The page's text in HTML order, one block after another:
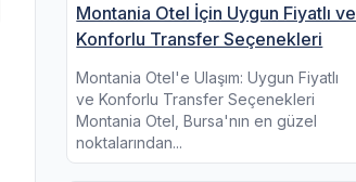
Montania Otel İçin Uygun Fiyatlı ve
Konforlu Transfer Seçenekleri
Montania Otel'e Ulaşım: Uygun Fiyatlı
ve Konforlu Transfer Seçenekleri
Montania Otel, Bursa'nın en güzel
noktalarından...